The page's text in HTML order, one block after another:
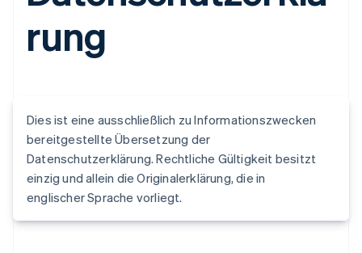
rung
Dies ist eine ausschließlich zu Informationszwecken
bereitgestellte Übersetzung der
Datenschutzerklärung. Rechtliche Gültigkeit besitzt
einzig und allein die Originalerklärung, die in
englischer Sprache vorliegt.